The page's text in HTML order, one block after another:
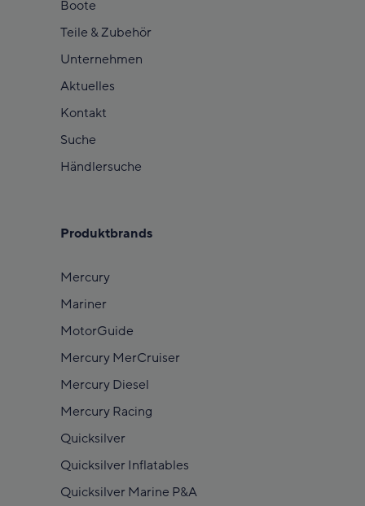
Boote
Teile & Zubehör
Unternehmen
Aktuelles
Kontakt
Suche
Händlersuche
Produktbrands
Mercury
Mariner
MotorGuide
Mercury MerCruiser
Mercury Diesel
Mercury Racing
Quicksilver
Quicksilver Inflatables
Quicksilver Marine P&A